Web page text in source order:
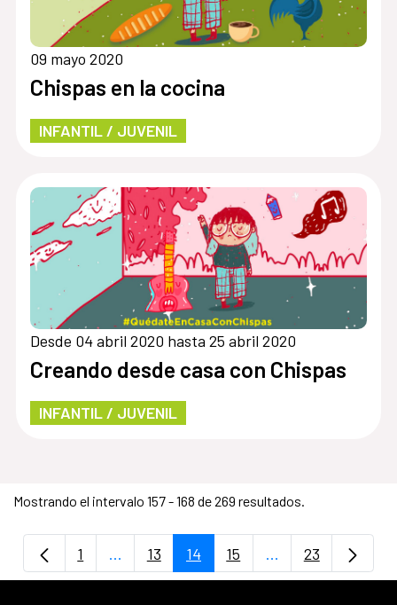
09 mayo 2020
Chispas en la cocina
INFANTIL / JUVENIL
Desde 04 abril 2020 hasta 25 abril 2020
Creando desde casa con Chispas
INFANTIL / JUVENIL
Mostrando el intervalo 157 - 168 de 269 resultados.
Página
1 ...Páginas intermedias Use TAB para
Página
13 Página
14 Página
15 ...PáginasPágina
23